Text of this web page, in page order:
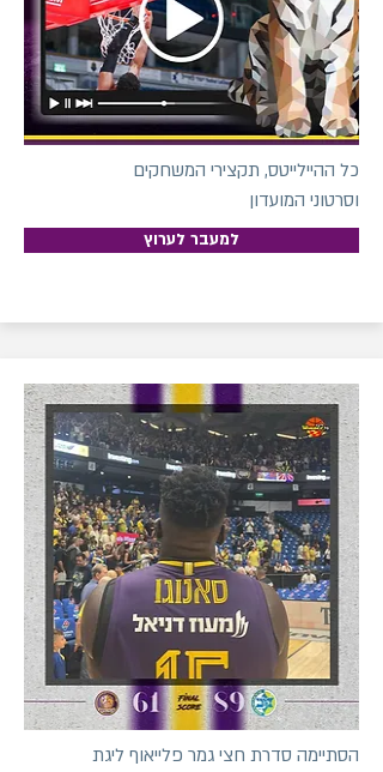
כל ההיילייטס, תקצירי המשחקים
וסרטוני המועדון
למעבר לערוץ
הסתיימה סדרת חצי גמר פלייאוף ליגת